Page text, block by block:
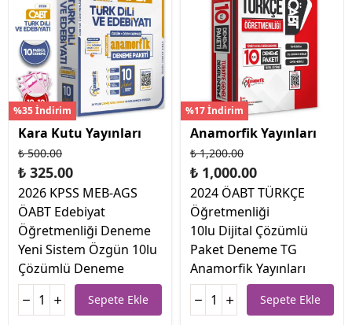
%35 İndirim
Kara Kutu Yayınları
₺ 500.00
₺ 325.00
2026 KPSS MEB-AGS
ÖABT Edebiyat
Öğretmenliği Deneme
Yeni Sistem Özgün 10lu
Çözümlü Deneme
Sepete Ekle
%17 İndirim
Anamorfik Yayınları
₺ 1,200.00
₺ 1,000.00
2024 ÖABT TÜRKÇE
Öğretmenliği
10lu Dijital Çözümlü
Paket Deneme TG
Anamorfik Yayınları
Sepete Ekle